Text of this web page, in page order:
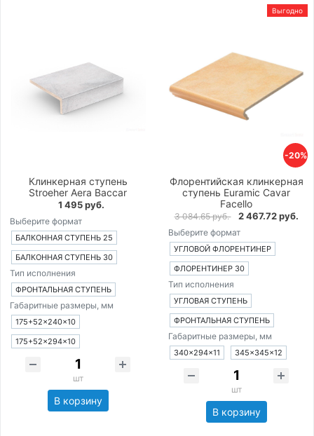
Клинкерная ступень
Stroeher Aera Baccar
1 495 руб.
Выберите формат
БАЛКОННАЯ СТУПЕНЬ 25
БАЛКОННАЯ СТУПЕНЬ 30
Тип исполнения
ФРОНТАЛЬНАЯ СТУПЕНЬ
Габаритные размеры, мм
175+52×240×10
175+52×294×10
шт
В корзину
-20%
Выгодно
Флорентийская клинкерная
ступень Euramic Cavar
Facello
3 084.65 руб. 2 467.72 руб.
Выберите формат
УГЛОВОЙ ФЛОРЕНТИНЕР
ФЛОРЕНТИНЕР 30
Тип исполнения
УГЛОВАЯ СТУПЕНЬ
ФРОНТАЛЬНАЯ СТУПЕНЬ
Габаритные размеры, мм
340×294×11 345×345×12
шт
В корзину